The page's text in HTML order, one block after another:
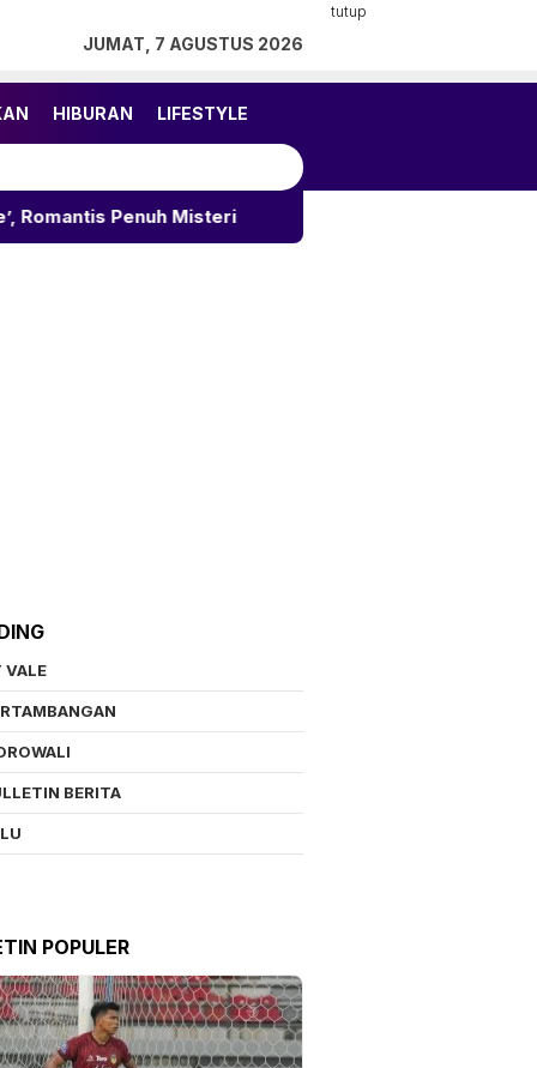
tutup
JUMAT, 7 AGUSTUS 2026
HIBURAN LIFESTYLE
Misteri Update Harga Emas Antam 7 Agustus
VALE
BERITA
POPULER